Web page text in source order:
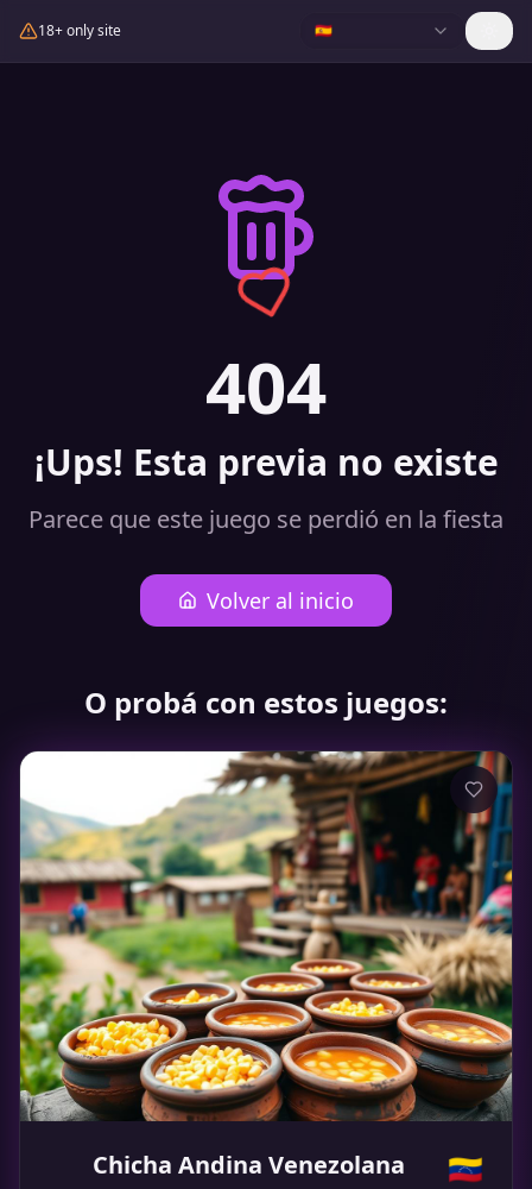
18+ only site 🇪🇸
404
¡Ups! Esta previa no existe
Parece que este juego se perdió en la fiesta
Volver al inicio
O probá con estos juegos:
Chicha Andina Venezolana 🇻🇪